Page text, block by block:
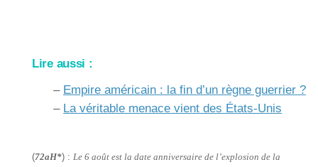
Lire aussi :
– Empire américain : la fin d’un règne guerrier ?
– La véritable menace vient des États-Unis
(72aH*) : Le 6 août est la date anniversaire de l’explosion de la